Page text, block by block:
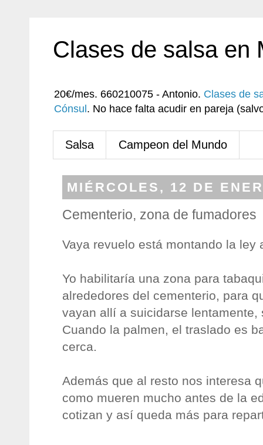
Clases de salsa en
20€/mes. 660210075 - Antonio. Clases de
Cónsul . No hace falta acudir en pareja
Salsa Campeon del Mundo
MIÉRCOLES, 12 DE
Cementerio, zona de fumadores
Vaya revuelo está montando la ley
Yo habilitaría una zona para
alrededores del cementerio, para
vayan allí a suicidarse lentamente,
Cuando la palmen, el traslado es
cerca.
Además que al resto nos interesa
como mueren mucho antes de la
cotizan y así queda más para